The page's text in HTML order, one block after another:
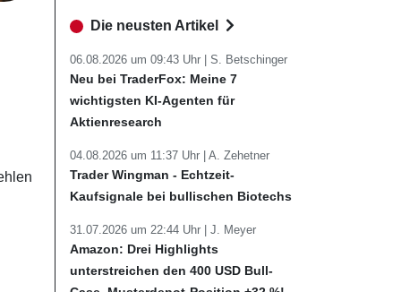
Die neusten Artikel
06.08.2026 um 09:43 Uhr | S. Betschinger
Neu bei TraderFox: Meine 7
wichtigsten KI-Agenten für
Aktienresearch
04.08.2026 um 11:37 Uhr | A. Zehetner
Trader Wingman - Echtzeit-
Kaufsignale bei bullischen Biotechs
31.07.2026 um 22:44 Uhr | J. Meyer
Amazon: Drei Highlights
unterstreichen den 400 USD Bull-